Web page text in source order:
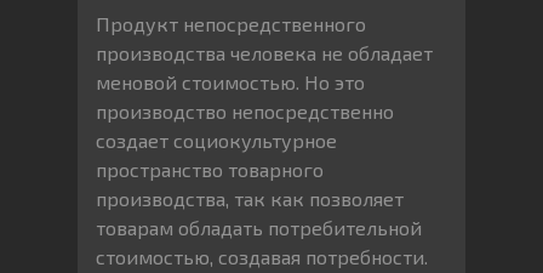
Продукт непосредственного
производства человека не обладает
меновой стоимостью. Но это
производство непосредственно
создает социокультурное
пространство товарного
производства, так как позволяет
товарам обладать потребительной
стоимостью, создавая потребности.